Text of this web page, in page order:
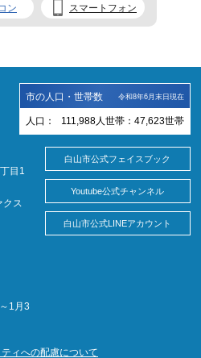
ン スマートフォン
市の人口・世帯数 令和8年6月末日現在
人口： 111,988 人 世帯： 47,623世帯
目1
ス
1月3
白山市公式フェイスブック
Youtube公式チャンネル
白山市公式LINEアカウント
ィへの配慮について